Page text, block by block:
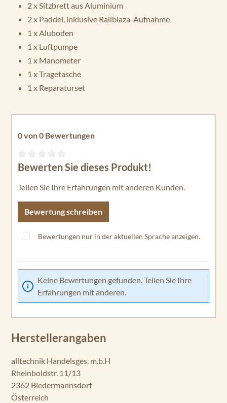
2 x Sitzbrett aus Aluminium
2 x Paddel, inklusive Railblaza-Aufnahme
1 x Aluboden
1 x Luftpumpe
1 x Manometer
1 x Tragetasche
1 x Reparaturset
0 von 0 Bewertungen
Durchschnittliche Bewertung von 0 von 5 Sternen
Bewerten Sie dieses Produkt!
Teilen Sie Ihre Erfahrungen mit anderen Kunden.
Bewertung schreiben
Bewertungen nur in der aktuellen Sprache anzeigen.
Keine Bewertungen gefunden. Teilen Sie Ihre
Erfahrungen mit anderen.
Herstellerangaben
alltechnik Handelsges. m.b.H
Rheinboldstr. 11/13
2362 Biedermannsdorf
Österreich